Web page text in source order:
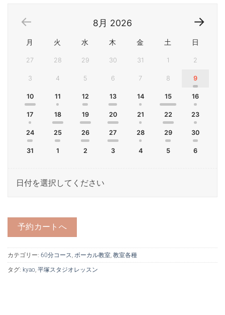
8月 2026
月 火 水 木 金 土 日
27 28 29 30 31 1 2
3 4 5 6 7 8 9
10 11 12 13 14 15 16
17 18 19 20 21 22 23
24 25 26 27 28 29 30
31 1 2 3 4 5 6
日付を選択してください
予約カートへ
カテゴリー: 60分コース ボーカル教室 教室各種
タグ: kyao 平塚スタジオレッスン